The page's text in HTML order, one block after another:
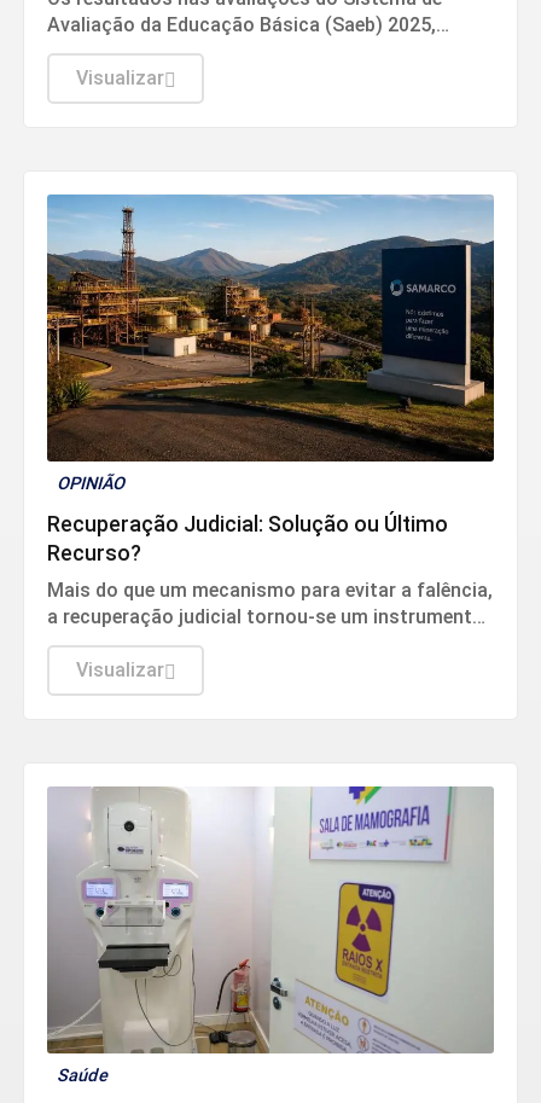
Avaliação da Educação Básica (Saeb) 2025,
divulgados nesta quarta-feira (5) pelo Ministério
da Educação (MEC), em Brasília, mostram que,
apesar da consistente melhora dos indicadores
Brasil.
Visualizar
OPINIÃO
Recuperação Judicial: Solução ou Último
Recurso?
Mais do que um mecanismo para evitar a falência,
a recuperação judicial tornou-se um instrumento
estratégico de reestruturação empresarial.
Visualizar
Saúde